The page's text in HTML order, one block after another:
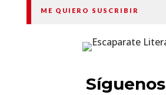
ME QUIERO SUSCRIBIR
Síguenos